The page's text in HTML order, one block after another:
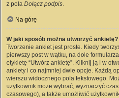
z pola Dołącz podpis.
Na górę
W jaki sposób można utworzyć ankietę?
Tworzenie ankiet jest proste. Kiedy
pierwszy post w wątku, na dole
etykietę “Utwórz ankietę”. Kliknij ją i w
ankiety i co najmniej dwie opcje. Każdą
wierszu widocznego pola tekstowego.
użytkownik może wybrać, wyznaczyć
czasowego), a także umożliwić